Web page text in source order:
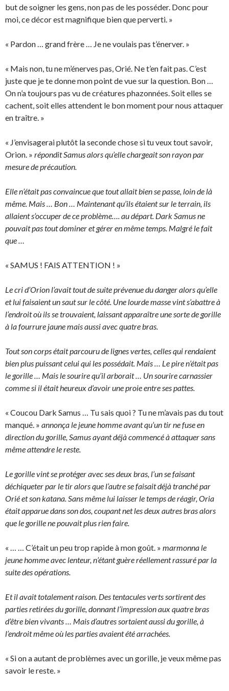
but de soigner les gens, non pas de les posséder. Donc pour
moi, ce décor est magnifique bien que perverti. »
« Pardon … grand frère … Je ne voulais pas t’énerver. »
« Mais non, tu ne m’énerves pas, Orié. Ne t’en fait pas. C’est
juste que je te donne mon point de vue sur la question. Bon …
On n’a toujours pas vu de créatures phazonnées. Soit elles se
cachent, soit elles attendent le bon moment pour nous attaquer
en traître. »
« J’envisagerai plutôt la seconde chose si tu veux tout savoir,
Orion. » répondit Samus alors qu’elle chargeait son rayon par
mesure de précaution.
Elle n’était pas convaincue que tout allait bien se passe, loin de là
même. Mais … Bon … Maintenant qu’ils étaient sur le terrain, ils
allaient s’occuper de ce problème…. au départ. Dark Samus ne
pouvait pas tout dominer et gérer en même temps. Malgré le fait
que …
« SAMUS ! FAIS ATTENTION ! »
Le cri d’Orion l’avait tout de suite prévenue du danger alors qu’elle
et lui faisaient un saut sur le côté. Une lourde masse vint s’abattre à
l’endroit où ils se trouvaient, laissant apparaître une sorte de gorille
à la fourrure jaune mais aussi avec quatre bras.
Tout son corps était parcouru de lignes vertes, celles qui rendaient
bien plus puissant celui qui les possédait. Mais … Le pire n’était pas
le gorille … Mais le sourire qu’il arborait … Un sourire carnassier
comme si il était heureux d’avoir une proie entre ses pattes.
« Coucou Dark Samus … Tu sais quoi ? Tu ne m’avais pas du tout
manqué. » annonça le jeune homme avant qu’un tir ne fuse en
direction du gorille, Samus ayant déjà commencé à attaquer sans
même attendre le reste.
Le gorille vint se protéger avec ses deux bras, l’un se faisant
déchiqueter par le tir alors que l’autre se faisait déjà tranché par
Orié et son katana. Sans même lui laisser le temps de réagir, Oria
était apparue dans son dos, coupant net les deux autres bras alors
que le gorille ne pouvait plus rien faire.
« … … C’était un peu trop rapide à mon goût. » marmonna le
jeune homme avec lenteur, n’étant guère réellement rassuré par la
suite des opérations.
Et il avait totalement raison. Des tentacules verts sortirent des
parties retirées du gorille, donnant l’impression aux quatre bras
d’être bien vivants … Mais d’autres sortaient aussi du gorille, à
l’endroit même où les parties avaient été arrachées.
« Si on a autant de problèmes avec un gorille, je veux même pas
savoir le reste. »